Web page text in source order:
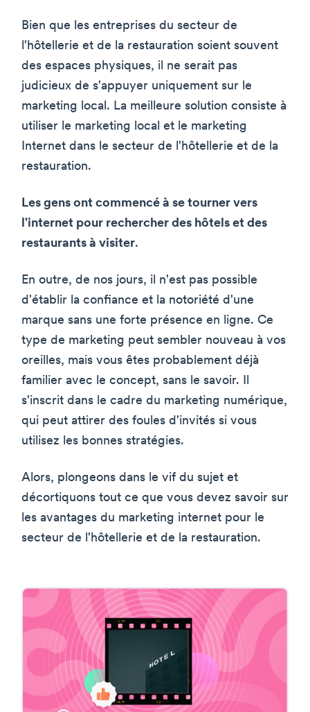
Bien que les entreprises du secteur de
l'hôtellerie et de la restauration soient souvent
des espaces physiques, il ne serait pas
judicieux de s'appuyer uniquement sur le
marketing local. La meilleure solution consiste à
utiliser le marketing local et le marketing
Internet dans le secteur de l'hôtellerie et de la
restauration.
Les gens ont commencé à se tourner vers
l'internet pour rechercher des hôtels et des
restaurants à visiter.
En outre, de nos jours, il n'est pas possible
d'établir la confiance et la notoriété d'une
marque sans une forte présence en ligne. Ce
type de marketing peut sembler nouveau à vos
oreilles, mais vous êtes probablement déjà
familier avec le concept, sans le savoir. Il
s'inscrit dans le cadre du marketing numérique,
qui peut attirer des foules d'invités si vous
utilisez les bonnes stratégies.
Alors, plongeons dans le vif du sujet et
décortiquons tout ce que vous devez savoir sur
les avantages du marketing internet pour le
secteur de l'hôtellerie et de la restauration.